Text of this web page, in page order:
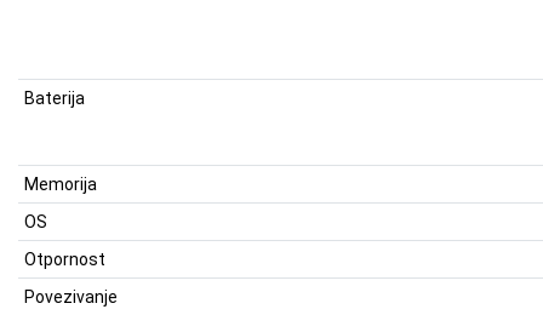
Baterija
Memorija
OS
Otpornost
Povezivanje